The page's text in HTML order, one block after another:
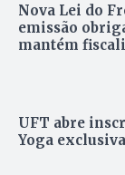
Nova Lei do
emissão
mantém
UFT abre
Yoga